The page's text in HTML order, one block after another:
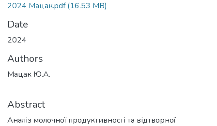
2024 Мацак.pdf(16.53 MB)
Date
2024
Authors
Мацак Ю.А.
Abstract
Аналіз молочної продуктивності та відтворної